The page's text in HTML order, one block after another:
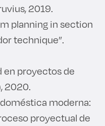
2019.
planning in section
technique”.
en proyectos de
2020.
doméstica moderna:
proyectual de